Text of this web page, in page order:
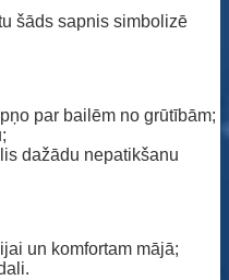
šāds sapnis simbolizē
par bailēm no grūtībām;
dažādu nepatikšanu
un komfortam mājā;